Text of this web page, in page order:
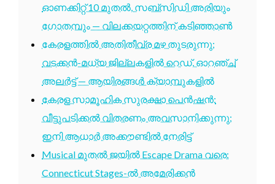
ഓണക്കിറ്റ് 10 മുതൽ, സബ്സിഡി അരിയും
ഗോതമ്പും — വിലക്കയറ്റത്തിന് കടിഞ്ഞാൺ
കേരളത്തിൽ അതിതീവ്ര മഴ തുടരുന്നു;
വടക്കൻ-മധ്യ ജില്ലകളിൽ റെഡ്, ഓറഞ്ച്
അലർട്ട് — ആയിരങ്ങൾ ക്യാമ്പുകളിൽ
കേരള സാമൂഹിക സുരക്ഷാ പെൻഷൻ:
വീട്ടുപടിക്കൽ വിതരണം അവസാനിക്കുന്നു;
ഇനി ആധാർ അക്കൗണ്ടിൽ നേരിട്ട്
Musical മുതൽ ജയിൽ Escape Drama വരെ:
Connecticut Stages-ൽ അമേരിക്കൻ